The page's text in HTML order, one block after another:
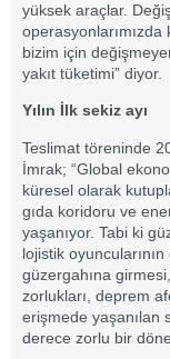
yüksek araçlar.
operasyonlarımızda
bizim için
yakıt tüketimi” diyor.
Yılın İlk sekiz ayı
Teslimat töreninde
İmrak; “Global
küresel olarak
gıda koridoru ve
yaşanıyor. Tabi ki
lojistik
güzergahına
zorlukları, deprem
erişmede yaşanılan
derece zorlu bir